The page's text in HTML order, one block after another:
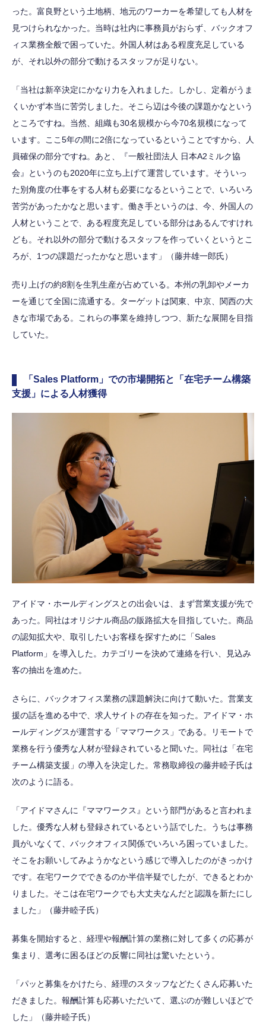
った。富良野という土地柄、地元のワーカーを希望しても人材を
見つけられなかった。当時は社内に事務員がおらず、バックオフ
ィス業務全般で困っていた。外国人材はある程度充足している
が、それ以外の部分で動けるスタッフが足りない。
「当社は新卒決定にかなり力を入れました。しかし、定着がうま
くいかず本当に苦労しました。そこら辺は今後の課題かなという
ところですね。当然、組織も30名規模から今70名規模になって
います。ここ5年の間に2倍になっているということですから、人
員確保の部分ですね。あと、『一般社団法人 日本A2ミルク協
会』というのも2020年に立ち上げて運営しています。そういっ
た別角度の仕事をする人材も必要になるということで、いろいろ
苦労があったかなと思います。働き手というのは、今、外国人の
人材ということで、ある程度充足している部分はあるんですけれ
ども。それ以外の部分で動けるスタッフを作っていくというとこ
ろが、1つの課題だったかなと思います」（藤井雄一郎氏）
売り上げの約8割を生乳生産が占めている。本州の乳卸やメーカ
ーを通じて全国に流通する。ターゲットは関東、中京、関西の大
きな市場である。これらの事業を維持しつつ、新たな展開を目指
していた。
「Sales Platform」での市場開拓と「在宅チーム構築
支援」による人材獲得
アイドマ・ホールディングスとの出会いは、まず営業支援が先で
あった。同社はオリジナル商品の販路拡大を目指していた。商品
の認知拡大や、取引したいお客様を探すために「Sales
Platform」を導入した。カテゴリーを決めて連絡を行い、見込み
客の抽出を進めた。
さらに、バックオフィス業務の課題解決に向けて動いた。営業支
援の話を進める中で、求人サイトの存在を知った。アイドマ・ホ
ールディングスが運営する「ママワークス」である。リモートで
業務を行う優秀な人材が登録されていると聞いた。同社は「在宅
チーム構築支援」の導入を決定した。常務取締役の藤井睦子氏は
次のように語る。
「アイドマさんに『ママワークス』という部門があると言われま
した。優秀な人材も登録されているという話でした。うちは事務
員がいなくて、バックオフィス関係でいろいろ困っていました。
そこをお願いしてみようかなという感じで導入したのがきっかけ
です。在宅ワークでできるのか半信半疑でしたが、できるとわか
りました。そこは在宅ワークでも大丈夫なんだと認識を新たにし
ました」（藤井睦子氏）
募集を開始すると、経理や報酬計算の業務に対して多くの応募が
集まり、選考に困るほどの反響に同社は驚いたという。
「パッと募集をかけたら、経理のスタッフなどたくさん応募いた
だきました。報酬計算も応募いただいて、選ぶのが難しいほどで
した」（藤井睦子氏）